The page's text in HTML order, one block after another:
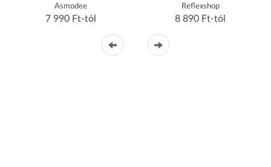
Asmodee
7 990 Ft-tól
Reflexshop
8 890 Ft-tól